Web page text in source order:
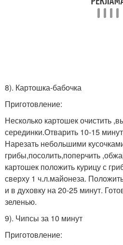
8). Картошка-бабочка
Приготовление:
Несколько картошек очистить
серединки.Отварить 10-15
Нарезать небольшими
грибы,посолить,поперчить
картошек положить курицу с
сверху 1 ч.л.майонеза.
и в духовку на 20-25 минут.
зеленью.
9). Чипсы за 10 минут
Приготовление: